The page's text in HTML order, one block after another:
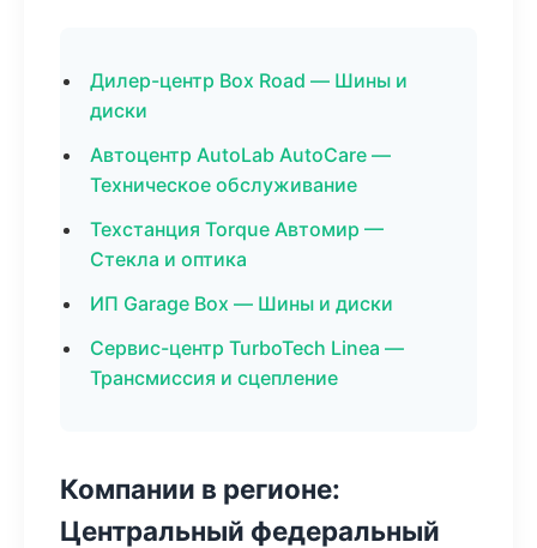
Дилер-центр Box Road — Шины и
диски
Автоцентр AutoLab AutoCare —
Техническое обслуживание
Техстанция Torque Автомир —
Стекла и оптика
ИП Garage Box — Шины и диски
Сервис-центр TurboTech Linea —
Трансмиссия и сцепление
Компании в регионе:
Центральный федеральный